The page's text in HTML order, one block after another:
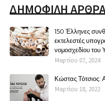
ΔΗΜΟΦΙΛΗ
150 Έλληνες
εκτελεστές
νομοσχεδίου
Μαρτίου 07, 2024
Κώστας Τότσιος:
Μαρτίου 18, 2022